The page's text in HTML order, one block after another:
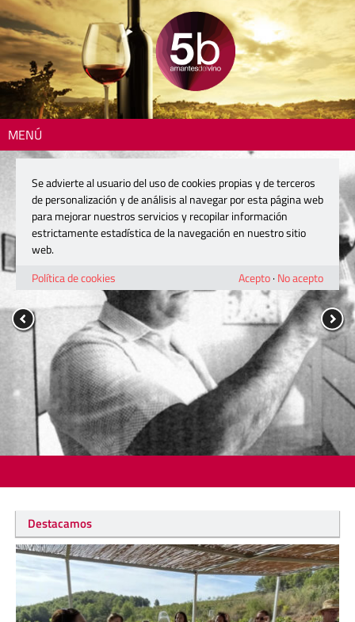
MENÚ
Destacamos
Se advierte al usuario del uso de cookies propias y de terceros
de personalización y de análisis al navegar por esta página web
para mejorar nuestros servicios y recopilar información
estrictamente estadística de la navegación en nuestro sitio
web.
Política de cookies
Acepto· No acepto